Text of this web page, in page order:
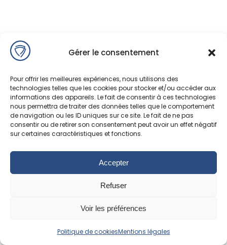
Gérer le consentement
Pour offrir les meilleures expériences, nous utilisons des
technologies telles que les cookies pour stocker et/ou accéder aux
informations des appareils. Le fait de consentir à ces technologies
nous permettra de traiter des données telles que le comportement
de navigation ou les ID uniques sur ce site. Le fait de ne pas
consentir ou de retirer son consentement peut avoir un effet négatif
sur certaines caractéristiques et fonctions.
Accepter
Refuser
Voir les préférences
Politique de cookiesMentions légales